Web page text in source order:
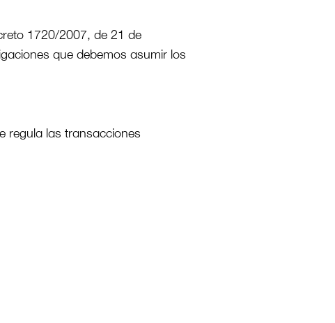
1720/2007, de 21 de
que debemos asumir los
regula las transacciones